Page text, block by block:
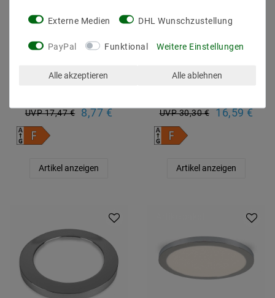
Panel Aura eckig
Warmweiß 12W (W) Ø
UVP 17,47 € 8,77 €
Artikel anzeigen
Panel Aura eckig
Warmweiß 24W (W) Ø
UVP 30,30 € 16,59 €
Artikel anzeigen
Externe Medien DHL Wunschzustellung
PayPal Funktional Weitere Einstellungen
Alle akzeptieren Alle ablehnen